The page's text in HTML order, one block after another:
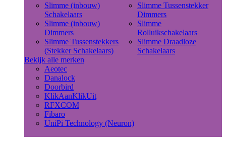
Slimme (inbouw)
Schakelaars
Slimme (inbouw)
Dimmers
Slimme Tussenstekkers
(Stekker Schakelaars)
Slimme Tussenstekker
Dimmers
Slimme
Rolluikschakelaars
Slimme Draadloze
Schakelaars
Bekijk alle merken
Aeotec
Danalock
Doorbird
KlikAanKlikUit
RFXCOM
Fibaro
UniPi Technology (Neuron)